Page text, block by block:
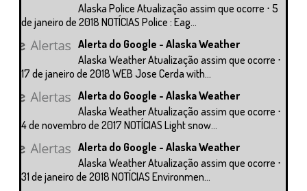
Alaska Police Atualização assim que ocorre ⋅ 5
de janeiro de 2018 NOTÍCIAS Police : Eag...
Alerta do Google - Alaska Weather
Alaska Weather Atualização assim que ocorre ⋅
17 de janeiro de 2018 WEB Jose Cerda with...
Alerta do Google - Alaska Weather
Alaska Weather Atualização assim que ocorre ⋅
4 de novembro de 2017 NOTÍCIAS Light snow...
Alerta do Google - Alaska Weather
Alaska Weather Atualização assim que ocorre ⋅
31 de janeiro de 2018 NOTÍCIAS Environmen...